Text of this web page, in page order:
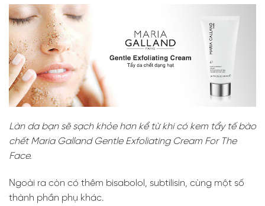
Làn da bạn sẽ sạch khỏe hơn kể từ khi có kem tẩy tế bào
chết Maria Galland Gentle Exfoliating Cream For The
Face.
Ngoài ra còn có thêm bisabolol, subtilisin, cùng một số
thành phần phụ khác.